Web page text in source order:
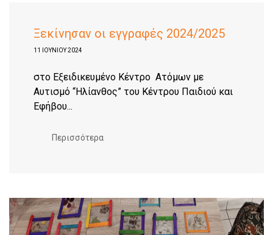
Ξεκίνησαν οι εγγραφές 2024/2025
11 ΙΟΥΝΊΟΥ 2024
στο Εξειδικευμένο Κέντρο Ατόμων με
Αυτισμό “Ηλίανθος” του Κέντρου Παιδιού και
Εφήβου...
Περισσότερα